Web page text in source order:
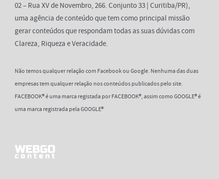
02 – Rua XV de Novembro, 266. Conjunto 33 | Curitiba/PR),
uma agência de conteúdo que tem como principal missão
gerar conteúdos que respondam todas as suas dúvidas com
Clareza, Riqueza e Veracidade.
Não temos qualquer relação com Facebook ou Google. Nenhuma das duas
empresas tem qualquer relação nos conteúdos publicados pelo site.
FACEBOOK® é uma marca registada por FACEBOOK®, assim como GOOGLE® é
uma marca registrada pela GOOGLE®